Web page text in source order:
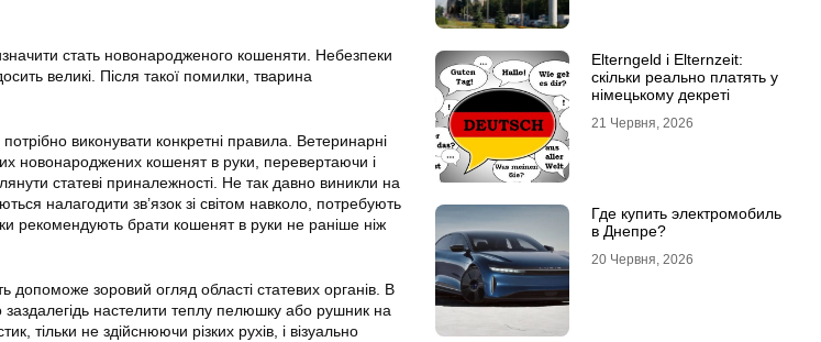
стать новонародженого кошеняти. Небезпеки
великі. Після такої помилки, тварина
виконувати конкретні правила. Ветеринарні
новонароджених кошенят в руки, перевертаючи і
статеві приналежності. Не так давно виникли на
налагодити зв’язок зі світом навколо, потребують
рекомендують брати кошенят в руки не раніше ніж
допоможе зоровий огляд області статевих органів. В
настелити теплу пелюшку або рушник на
тільки не здійснюючи різких рухів, і візуально
Elterngeld і Elternzeit:
скільки реально платять у
німецькому декреті
21 Червня, 2026
Где купить электромобиль
в Днепре?
20 Червня, 2026